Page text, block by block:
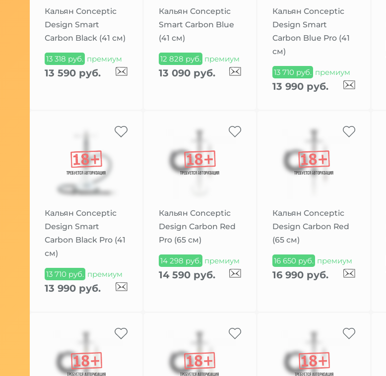
Кальян Conceptic
Design Smart
Carbon Black (41 см)
13 318 руб. премиум
13 590 руб.
Кальян Conceptic
Smart Carbon Blue
(41 см)
12 828 руб. премиум
13 090 руб.
Кальян Conceptic
Design Smart
Carbon Blue Pro (41
см)
13 710 руб. премиум
13 990 руб.
Кальян Conceptic
Design Smart
Carbon Black Pro (41
см)
13 710 руб. премиум
13 990 руб.
Кальян Conceptic
Design Carbon Red
Pro (65 см)
14 298 руб. премиум
14 590 руб.
Кальян Conceptic
Design Carbon Red
(65 см)
16 650 руб. премиум
16 990 руб.